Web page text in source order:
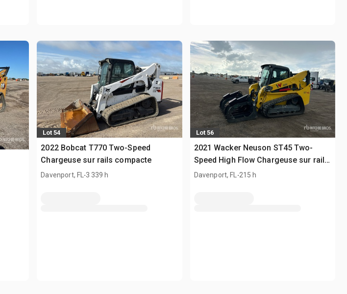
Lot 54
2022 Bobcat T770 Two-Speed
Chargeuse sur rails compacte
Davenport, FL .3 339 h
Lot 56
2021 Wacker Neuson ST45 Two-
Speed High Flow Chargeuse sur rails
compacte
Davenport, FL .215 h